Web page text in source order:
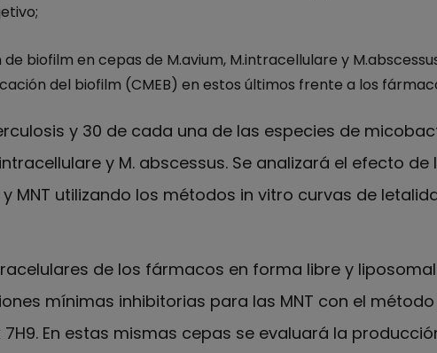
biofilm en cepas de M.avium, M.intracellulare y
del biofilm (CMEB) en estos últimos frente a los
y 30 de cada una de las especies de
y M. abscessus. Se analizará el efecto de
MNT utilizando los métodos in vitro curvas de
de los fármacos en forma libre y
mínimas inhibitorias para las MNT con el
En estas mismas cepas se evaluará la